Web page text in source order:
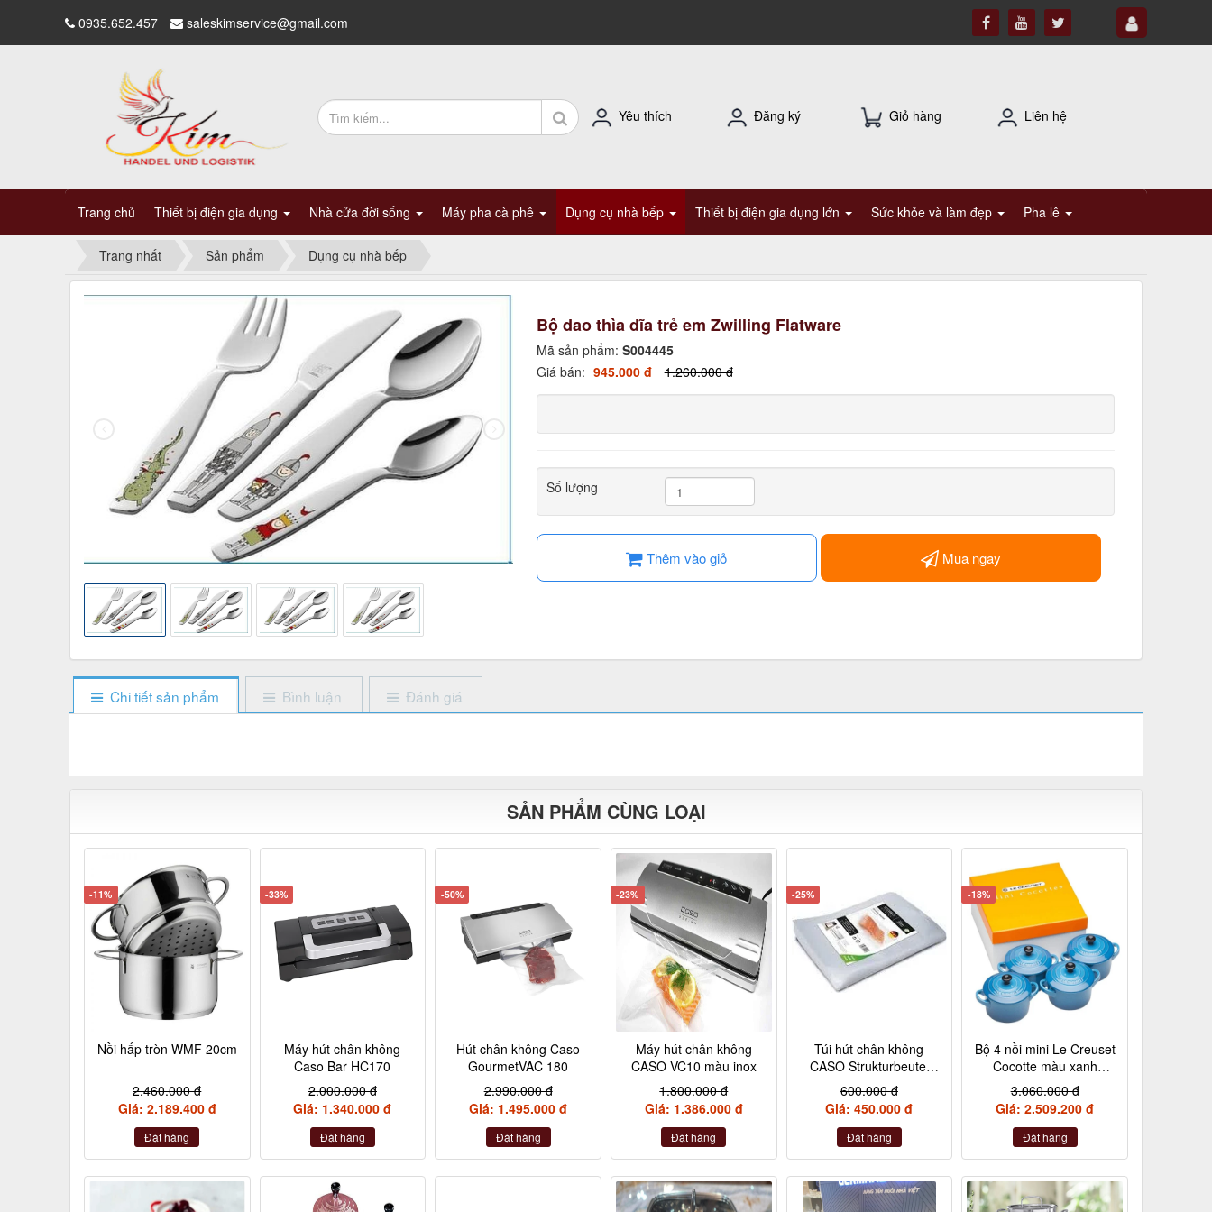
0935.652.457 saleskimservice@gmail.com
Yêu thích Đăng ký Giỏ hàng Liên hệ
Trang chủ Thiết bị điện gia dụng Nhà cửa đời sống Máy pha cà phê Dụng cụ nhà bếp Thiết bị điện gia dụng lớn Sức khỏe và làm đẹp Pha lê
Trang nhất Sản phẩm Dụng cụ nhà bếp
Bộ dao thìa dĩa trẻ em Zwilling Flatware
Mã sản phẩm: S004445
Giá bán: 945.000 đ 1.260.000 đ
Số lượng
Thêm vào giỏ Mua ngay
Chi tiết sản phẩm Bình luận Đánh giá
SẢN PHẨM CÙNG LOẠI
-11%
Nồi hấp tròn WMF 20cm
2.460.000 đ
Giá: 2.189.400 đ
Đặt hàng
-33%
Máy hút chân không
Caso Bar HC170
2.000.000 đ
Giá: 1.340.000 đ
Đặt hàng
-50%
Hút chân không Caso
GourmetVAC 180
2.990.000 đ
Giá: 1.495.000 đ
Đặt hàng
-23%
Máy hút chân không
CASO VC10 màu inox
1.800.000 đ
Giá: 1.386.000 đ
Đặt hàng
-25%
Túi hút chân không
CASO Strukturbeutel
20×30 cm, 50 Stück –
Made in Germany
(không hộp)
600.000 đ
Giá: 450.000 đ
Đặt hàng
-18%
Bộ 4 nồi mini Le Creuset
Cocotte màu xanh
Marseile
3.060.000 đ
Giá: 2.509.200 đ
Đặt hàng